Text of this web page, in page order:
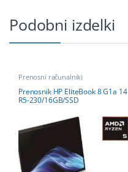
Podobni izdelki
Prenosni računalniki
Prenosnik HP EliteBook 8 G1a 14
R5-230/16GB/SSD